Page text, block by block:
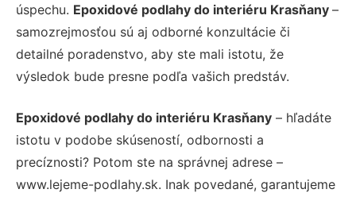
úspechu. Epoxidové podlahy do interiéru Krasňany –
samozrejmosťou sú aj odborné konzultácie či
detailné poradenstvo, aby ste mali istotu, že
výsledok bude presne podľa vašich predstáv.
Epoxidové podlahy do interiéru Krasňany – hľadáte
istotu v podobe skúseností, odbornosti a
precíznosti? Potom ste na správnej adrese –
www.lejeme-podlahy.sk. Inak povedané, garantujeme